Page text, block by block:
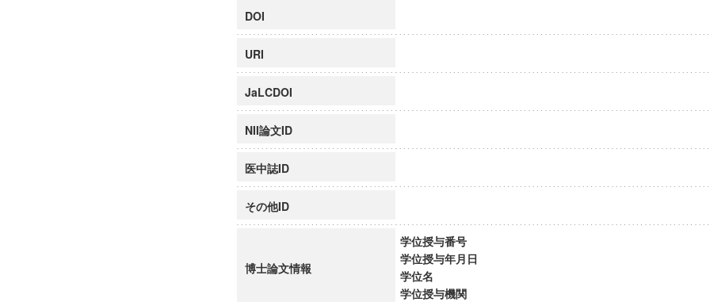
DOI
URI
JaLCDOI
NII論文ID
医中誌ID
その他ID
博士論文情報
学位授与番号
学位授与年月日
学位名
学位授与機関